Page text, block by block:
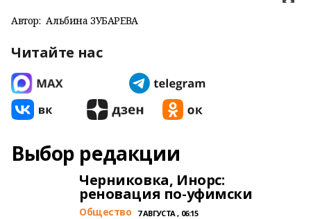
Автор: Альбина ЗУБАРЕВА
Читайте нас
Выбор редакции
Черниковка, Инорс:
реновация по-уфимски
Общество 7 АВГУСТА , 06:15